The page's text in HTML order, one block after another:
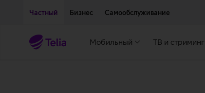
Частный Бизнес Самообслуживание
Мобильный ТВ и стриминг